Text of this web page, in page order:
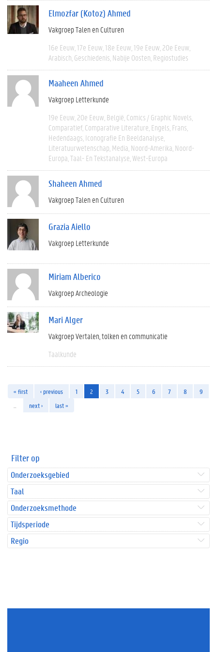
Elmozfar (Kotoz) Ahmed
Vakgroep Talen en Culturen
16e Eeuw 17e Eeuw 18e Eeuw 19e Eeuw 20e Eeuw
Arabisch Geschiedenis Nabije Oosten Regiostudies
Maaheen Ahmed
Vakgroep Letterkunde
19e Eeuw 20e Eeuw België Comics / Graphic Novels
Comparatief Comparative Literature Engels Frans
Hedendaags Iconografie En Beeldanalyse
Literatuurwetenschap Media Noord-Amerika Noord-
Europa Taal- En Tekstanalyse West-Europa
Shaheen Ahmed
Vakgroep Talen en Culturen
Grazia Aiello
Vakgroep Letterkunde
Miriam Alberico
Vakgroep Archeologie
Mari Alger
Vakgroep Vertalen, tolken en communicatie
Taalkunde
« first ‹ previous 1 2 3 4 5 6 7 8
9
next › last »
Filter op
Onderzoeksgebied
Taal
Onderzoeksmethode
Tijdsperiode
Regio